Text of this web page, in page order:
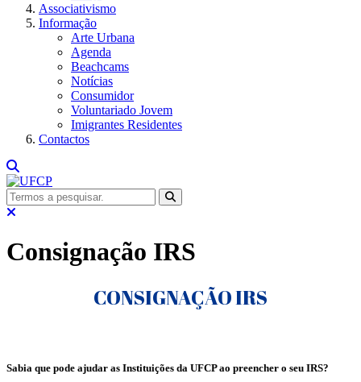
Associativismo
Informação
Arte Urbana
Agenda
Beachcams
Notícias
Consumidor
Voluntariado Jovem
Imigrantes Residentes
Contactos
Consignação IRS
CONSIGNAÇÃO IRS
Sabia que pode ajudar as Instituições da UFCP ao preencher o seu IRS?